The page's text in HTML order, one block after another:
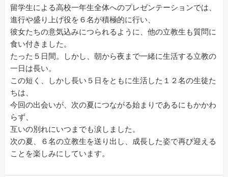
留学生による高校一年生全体へのプレゼンテーションでは、
進行や盛り上げ役を６名が積極的に行い、
彼女たちの意気込みにつられるように、他の立教生も質問に
食い付きました。
たった５日間。しかし、朝から夜まで一緒に生活する立教の
一日は長い。
この短く、しかし長い５日をともに生活した１２名の生徒た
ちは、
今回の出会いが、次の夏につながる始まりであるにもかかわ
らず、
互いの別れにいつまでも涙しました。
次の夏、６名の立教生を送り出し、成長した姿で再び迎える
ことを楽しみにしています。